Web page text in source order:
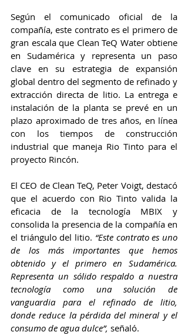
Según el comunicado oficial de la
compañía, este contrato es el primero de
gran escala que Clean TeQ Water obtiene
en Sudamérica y representa un paso
clave en su estrategia de expansión
global dentro del segmento de refinado y
extracción directa de litio. La entrega e
instalación de la planta se prevé en un
plazo aproximado de tres años, en línea
con los tiempos de construcción
industrial que maneja Rio Tinto para el
proyecto Rincón.
El CEO de Clean TeQ, Peter Voigt, destacó
que el acuerdo con Rio Tinto valida la
eficacia de la tecnología MBIX y
consolida la presencia de la compañía en
el triángulo del litio. “Este contrato es uno
de los más importantes que hemos
obtenido y el primero en Sudamérica.
Representa un sólido respaldo a nuestra
tecnología como una solución de
vanguardia para el refinado de litio,
donde reduce la pérdida del mineral y el
consumo de agua dulce”, señaló.